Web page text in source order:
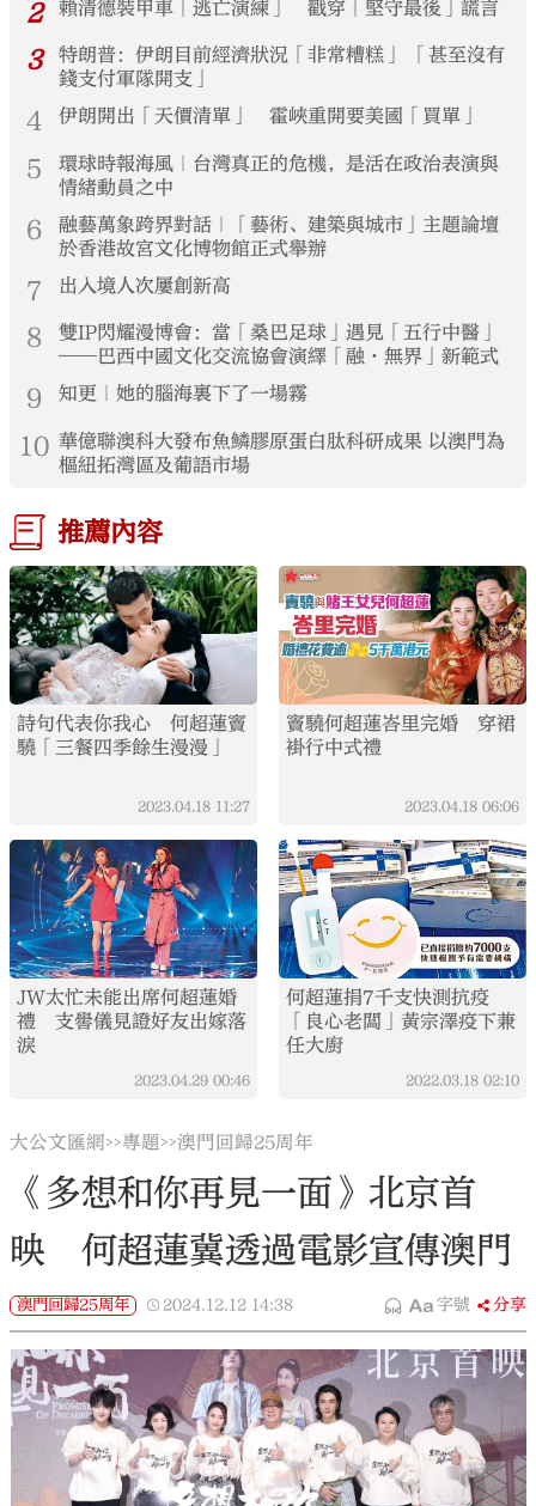
2 賴清德裝甲車「逃亡演練」 戳穿「堅守最後」謊言
3
特朗普：伊朗目前經濟狀況「非常糟糕」 「甚至沒有
錢支付軍隊開支」
4 伊朗開出「天價清單」 霍峽重開要美國「買單」
5
環球時報海風｜台灣真正的危機，是活在政治表演與
情緒動員之中
6
融藝萬象跨界對話｜「藝術、建築與城市」主題論壇
於香港故宮文化博物館正式舉辦
7 出入境人次屢創新高
8
雙IP閃耀漫博會：當「桑巴足球」遇見「五行中醫」
——巴西中國文化交流協會演繹「融·無界」新範式
9 知更｜她的腦海裏下了一場霧
10 華億聯澳科大發布魚鱗膠原蛋白肽科研成果 以澳門為
樞紐拓灣區及葡語市場
推薦內容
詩句代表你我心 何超蓮竇
驍「三餐四季餘生漫漫」
2023.04.18 11:27
竇驍何超蓮峇里完婚 穿裙
褂行中式禮
2023.04.18 06:06
JW太忙未能出席何超蓮婚
禮 支嚳儀見證好友出嫁落
淚
2023.04.29 00:46
何超蓮捐7千支快測抗疫
「良心老闆」黃宗澤疫下兼
任大廚
2022.03.18 02:10
大公文匯網>>專題>>澳門回歸25周年
《多想和你再見一面》北京首
映 何超蓮冀透過電影宣傳澳門
澳門回歸25周年 2024.12.12 14:38 字號 分享